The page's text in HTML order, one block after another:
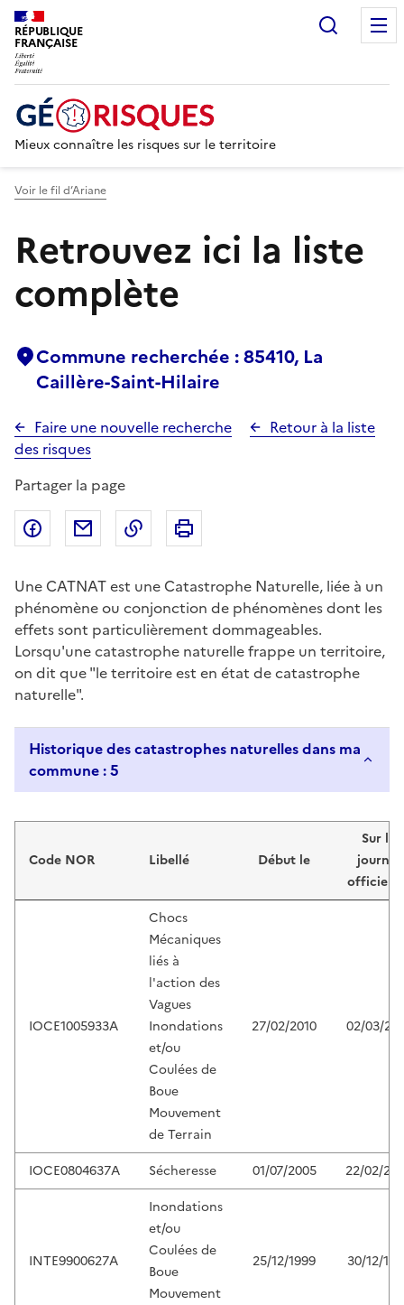
RÉPUBLIQUE
FRANÇAISE
Mieux connaître les risques sur le territoire
Voir le fil d’Ariane
Retrouvez ici la liste
complète
Commune recherchée : 85410, La
Caillère-Saint-Hilaire
Faire une nouvelle recherche
Retour à la liste
des risques
Partager la page
Partager sur Facebook
Partager par emailCopier dans le presse-papier
Une CATNAT est une Catastrophe Naturelle, liée à un
phénomène ou conjonction de phénomènes dont les
effets sont particulièrement dommageables.
Lorsqu'une catastrophe naturelle frappe un territoire,
on dit que "le territoire est en état de catastrophe
naturelle".
Historique des catastrophes naturelles dans ma
commune : 5
Code NOR Libellé Début le
Sur le
journal
officiel
IOCE1005933A
Chocs
Mécaniques
liés à
l'action des
Vagues
Inondations
et/ou
Coulées de
Boue
Mouvement
de Terrain
27/02/2010 02/03/
IOCE0804637A Sécheresse 01/07/2005 22/02/
INTE9900627A
Inondations
et/ou
Coulées de
Boue
Mouvement
25/12/1999 30/12/